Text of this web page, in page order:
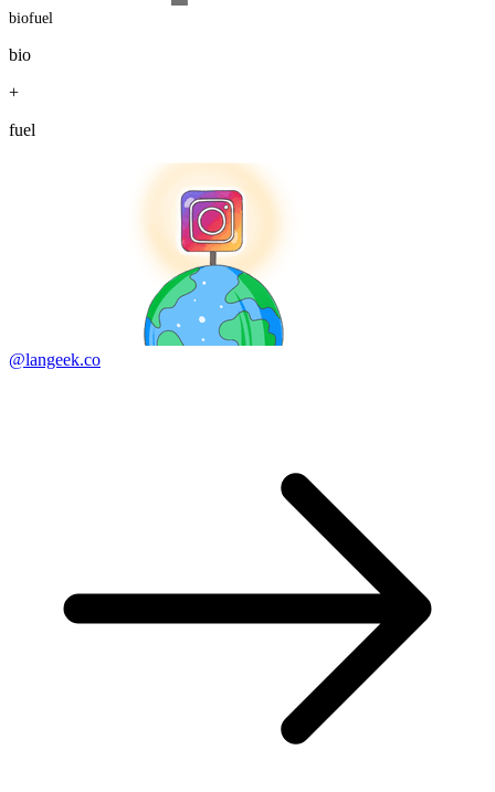
biofuel
bio
+
fuel
@langeek.co